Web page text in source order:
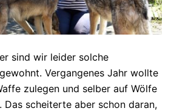
sind wir leider solche
Vergangenes Jahr wollte
zulegen und selber auf Wölfe
Das scheiterte aber schon daran,